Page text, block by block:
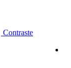
Contraste